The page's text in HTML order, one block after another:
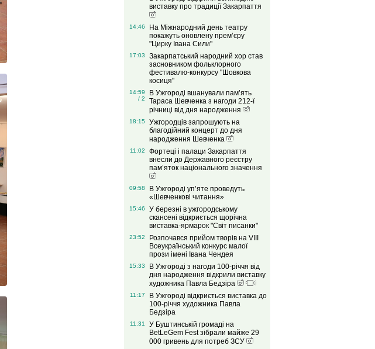
виставку про традиції Закарпаття
14:46
На Міжнародний день театру
покажуть оновлену прем’єру
"Цирку Івана Сили"
17:03
Закарпатський народний хор став
засновником фольклорного
фестивалю-конкурсу "Шовкова
косиця"
14:59
/ 2
В Ужгороді вшанували пам’ять
Тараса Шевченка з нагоди 212-ї
річниці від дня народження
18:15
Ужгородців запрошують на
благодійний концерт до дня
народження Шевченка
11:02
Фортеці і палаци Закарпаття
внесли до Державного реєстру
пам’яток національного значення
09:58
В Ужгороді уп’яте проведуть
«Шевченкові читання»
15:46
У березні в ужгородському
скансені відкриється щорічна
виставка-ярмарок "Світ писанки"
23:52
Розпочався прийом творів на VІIІ
Всеукраїнський конкурс малої
прози імені Івана Чендея
15:33
В Ужгороді з нагоди 100-річчя від
дня народження відкрили виставку
художника Павла Бедзіра
11:17
В Ужгороді відкриється виставка до
100-річчя художника Павла
Бедзіра
11:31
У Буштинській громаді на
BetLeGem Fest зібрали майже 29
000 гривень для потреб ЗСУ